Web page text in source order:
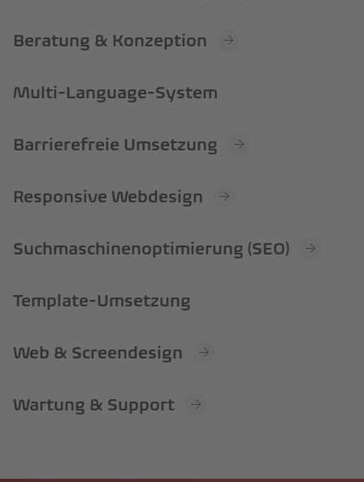
Beratung & Konzeption
Multi-Language-System
Barrierefreie Umsetzung
Responsive Webdesign
Suchmaschinenoptimierung (SEO)
Template-Umsetzung
Web & Screendesign
Wartung & Support